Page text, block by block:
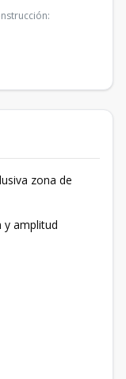
:
zona de
y amplitud